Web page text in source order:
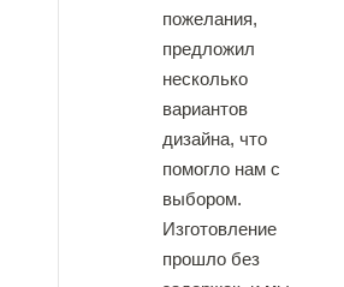
пожелания,
предложил
несколько
вариантов
дизайна, что
помогло нам с
выбором.
Изготовление
прошло без